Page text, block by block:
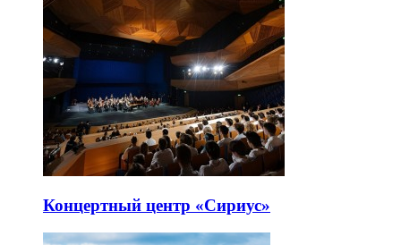
Концертный центр «Сириус»